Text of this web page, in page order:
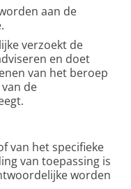
aan de
verzoekt de
en doet
van het beroep
de
van het specifieke
van toepassing is
worden